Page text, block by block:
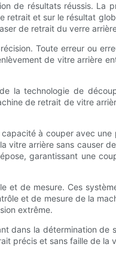
de résultats réussis. La
retrait et sur le résultat
de retrait du verre
Toute erreur ou
de vitre arrière
la technologie de
de retrait de vitre
à couper avec une
vitre arrière sans causer
garantissant une
et de mesure. Ces
et de mesure de la
extrême.
dans la détermination de
précis et sans faille de la